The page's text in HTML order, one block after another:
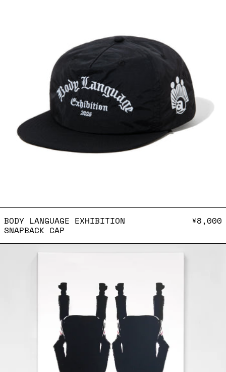
BODY LANGUAGE
BODY LANGUAGE EXHIBITION
SNAPBACK CAP
¥8,000